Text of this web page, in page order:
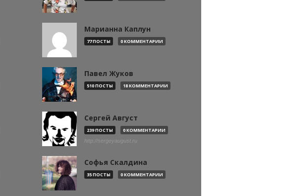
Марианна Каплун
77 ПОСТЫ 0 КОММЕНТАРИИ
Павел Жуков
510 ПОСТЫ 18 КОММЕНТАРИИ
Сергей Август
239 ПОСТЫ 0 КОММЕНТАРИИ
http://sergeyaugust.ru
Софья Скалдина
35 ПОСТЫ 0 КОММЕНТАРИИ